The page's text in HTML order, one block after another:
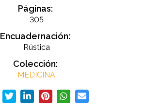
Páginas:
305
Encuadernación:
Rústica
Colección:
MEDICINA